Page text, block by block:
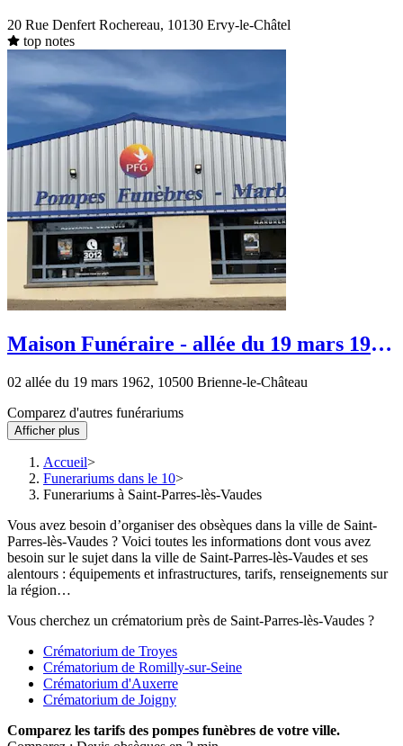
20 Rue Denfert Rochereau, 10130 Ervy-le-Châtel
top notes
Maison Funéraire - allée du 19 mars 1962
02 allée du 19 mars 1962, 10500 Brienne-le-Château
Comparez d'autres funérariums
Afficher plus
Accueil
Funerariums dans le 10
Funerariums à Saint-Parres-lès-Vaudes
Vous avez besoin d’organiser des obsèques dans la ville de Saint-
Parres-lès-Vaudes ? Voici toutes les informations dont vous avez
besoin sur le sujet dans la ville de Saint-Parres-lès-Vaudes et ses
alentours : équipements et infrastructures, tarifs, renseignements sur
la région…
Vous cherchez un crématorium près de Saint-Parres-lès-Vaudes ?
Crématorium de Troyes
Crématorium de Romilly-sur-Seine
Crématorium d'Auxerre
Crématorium de Joigny
Comparez les tarifs des pompes funèbres de votre ville.